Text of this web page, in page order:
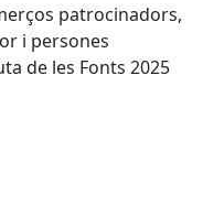
patrocinadors,
i persones
de les Fonts 2025